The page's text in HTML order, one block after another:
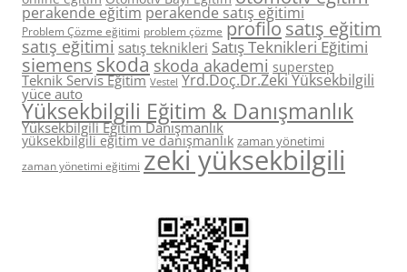
perakende eğitim perakende satış eğitimi
Problem Çözme eğitimi problem çözme profilo satış eğitim
satış eğitimi satış teknikleri Satış Teknikleri Eğitimi
siemens skoda skoda akademi superstep
Teknik Servis Eğitim Vestel Yrd.Doç.Dr.Zeki Yüksekbilgili
yüce auto
Yüksekbilgili Eğitim & Danışmanlık
Yüksekbilgili Eğitim Danışmanlık
yüksekbilgili eğitim ve danışmanlık zaman yönetimi
zaman yönetimi eğitimi zeki yüksekbilgili